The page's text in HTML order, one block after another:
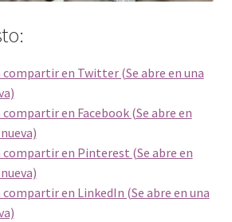
compartir en Twitter (Se abre en una
compartir en Facebook (Se abre en
compartir en Pinterest (Se abre en
compartir en LinkedIn (Se abre en una